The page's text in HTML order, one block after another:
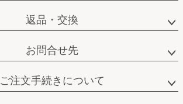
返品・交換
お問合せ先
ご注文手続きについて